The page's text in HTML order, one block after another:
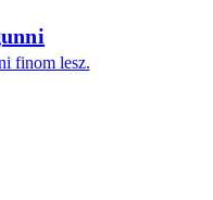
finom lesz.